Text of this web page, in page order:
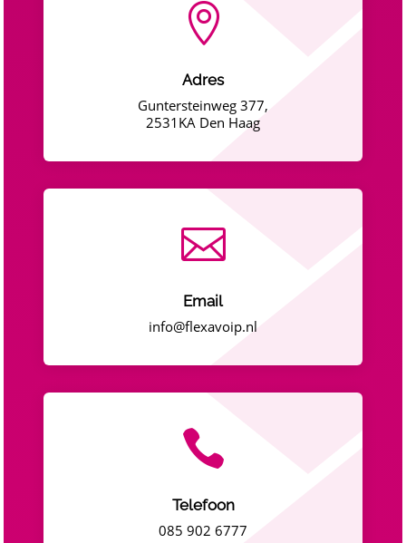

Adres
Guntersteinweg 377,
2531KA Den Haag

Email
info@flexavoip.nl

Telefoon
085 902 6777